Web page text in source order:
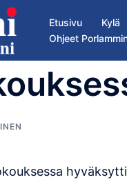
Etusivu Kylä
Ohjeet